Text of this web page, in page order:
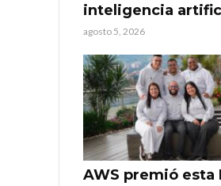
inteligencia
agosto 5, 2026
AWS premió esta